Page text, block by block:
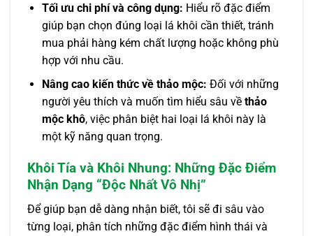
Tối ưu chi phí và công dụng: Hiểu rõ đặc điểm
giúp bạn chọn đúng loại lá khôi cần thiết, tránh
mua phải hàng kém chất lượng hoặc không phù
hợp với nhu cầu.
Nâng cao kiến thức về thảo mộc: Đối với những
người yêu thích và muốn tìm hiểu sâu về thảo
mộc khô, việc phân biệt hai loại lá khôi này là
một kỹ năng quan trọng.
Khôi Tía và Khôi Nhung: Những Đặc Điểm
Nhận Dạng “Độc Nhất Vô Nhị”
Để giúp bạn dễ dàng nhận biết, tôi sẽ đi sâu vào
từng loại, phân tích những đặc điểm hình thái và